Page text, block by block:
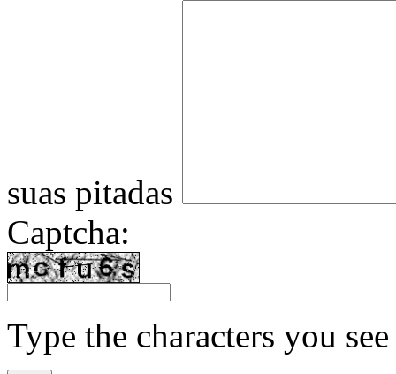
suas pitadas
Captcha:
Type the characters you